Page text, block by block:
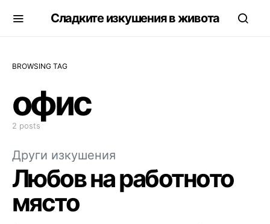
Сладките изкушения в живота
BROWSING TAG
офис
2 posts
Други изкушения
Любов на работното
място